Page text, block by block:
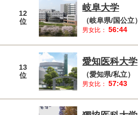
12
位
岐阜大学
（岐阜県/国公立）
男女比： 56:44
13
位
愛知医科大学
（愛知県/私立）
男女比： 57:43